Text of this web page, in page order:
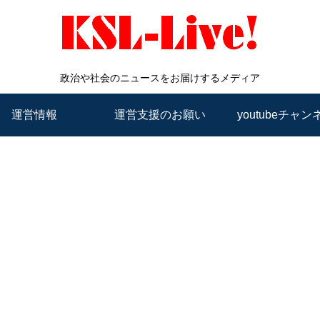
政治や社会のニュースをお届けするメディア
運営情報 運営支援のお願い youtubeチャン